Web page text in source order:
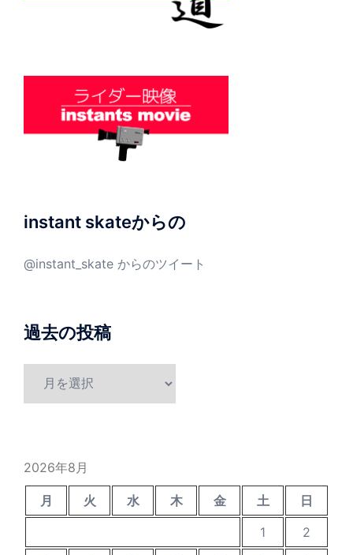
instant skateからの
@instant_skate からのツイート
過去の投稿
2026年8月
月 火 水 木 金 土
日
1
2